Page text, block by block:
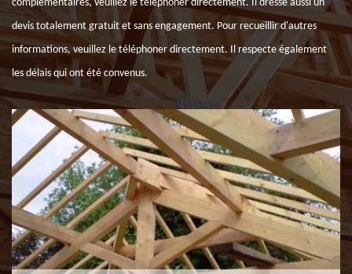
complémentaires, veuillez le téléphoner directement. Il dresse aussi un
devis totalement gratuit et sans engagement. Pour recueillir d'autres
informations, veuillez le téléphoner directement. Il respecte également
les délais qui ont été convenus.